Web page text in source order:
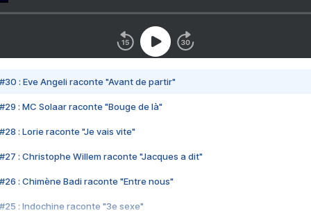
#30 : Eve Angeli raconte "Avant de partir"
#29 : MC Solaar raconte "Bouge de là"
#28 : Lorie raconte "Je vais vite"
#27 : Christophe Willem raconte "Jacques a dit"
#26 : Chimène Badi raconte "Entre nous"
#25 : Indochine raconte "3e sexe"